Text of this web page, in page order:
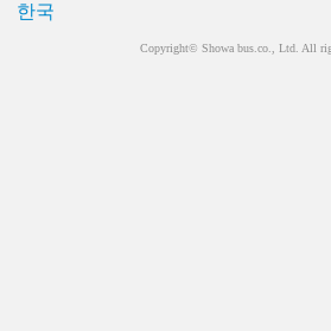
한국
Copyright© Showa bus.co., Ltd. All